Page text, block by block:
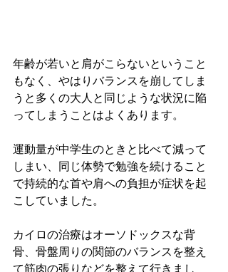
年齢が若いと肩がこらないということ
もなく、やはりバランスを崩してしま
うと多くの大人と同じような状況に陥
ってしまうことはよくあります。
運動量が中学生のときと比べて減って
しまい、同じ体勢で勉強を続けること
で持続的な首や肩への負担が症状を起
こしていました。
カイロの治療はオーソドックスな背
骨、骨盤周りの関節のバランスを整え
て筋肉の張りなどを整えて行きまし